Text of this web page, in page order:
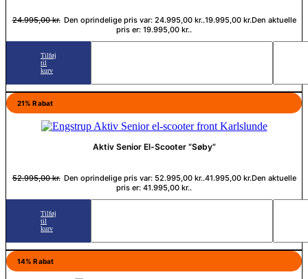
24.995,00kr. Den oprindelige pris var: 24.995,00 kr..19.995,00 kr.Den aktuelle
pris er: 19.995,00 kr..
Tilføj
til
kurv
21% Rabat
Aktiv Senior El-Scooter “Søby”
52.995,00kr. Den oprindelige pris var: 52.995,00 kr..41.995,00 kr.Den aktuelle
pris er: 41.995,00 kr..
Tilføj
til
kurv
14% Rabat